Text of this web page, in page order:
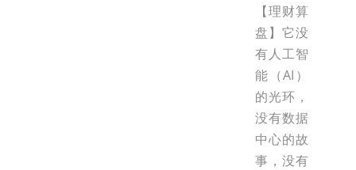
【理财算
盘】它没
有人工智
能（AI）
的光环，
没有数据
中心的故
事，没有